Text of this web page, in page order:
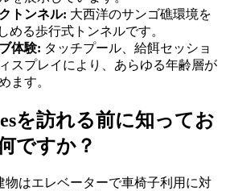
トンネル: 大西洋のサンゴ礁環境を
める歩行式トンネルです。
体験: タッチプール、給餌セッショ
スプレイにより、あらゆる年齢層が
ます。
を訪れる前に知ってお
ですか？
物はエレベーターで車椅子利用に対